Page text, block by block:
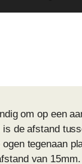
om op een
de afstand
tegenaan
van